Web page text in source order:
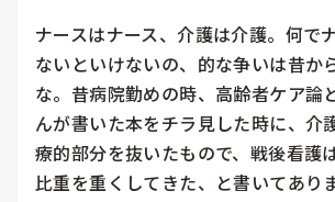
ナースはナース、介護は介護。何で
ないといけないの、的な争いは昔か
な。昔病院勤めの時、高齢者ケア論
んが書いた本をチラ見した時に、介
療的部分を抜いたもので、戦後看護
比重を重くしてきた、と書いてあり